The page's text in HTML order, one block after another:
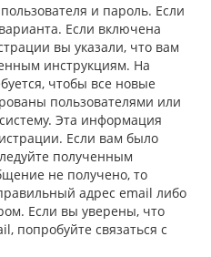
и пароль. Если
Если включена
вы указали, что вам
инструкциям. На
чтобы все новые
пользователями или
Эта информация
Если вам было
полученным
не получено, то
адрес email либо
Если вы уверены, что
попробуйте связаться с